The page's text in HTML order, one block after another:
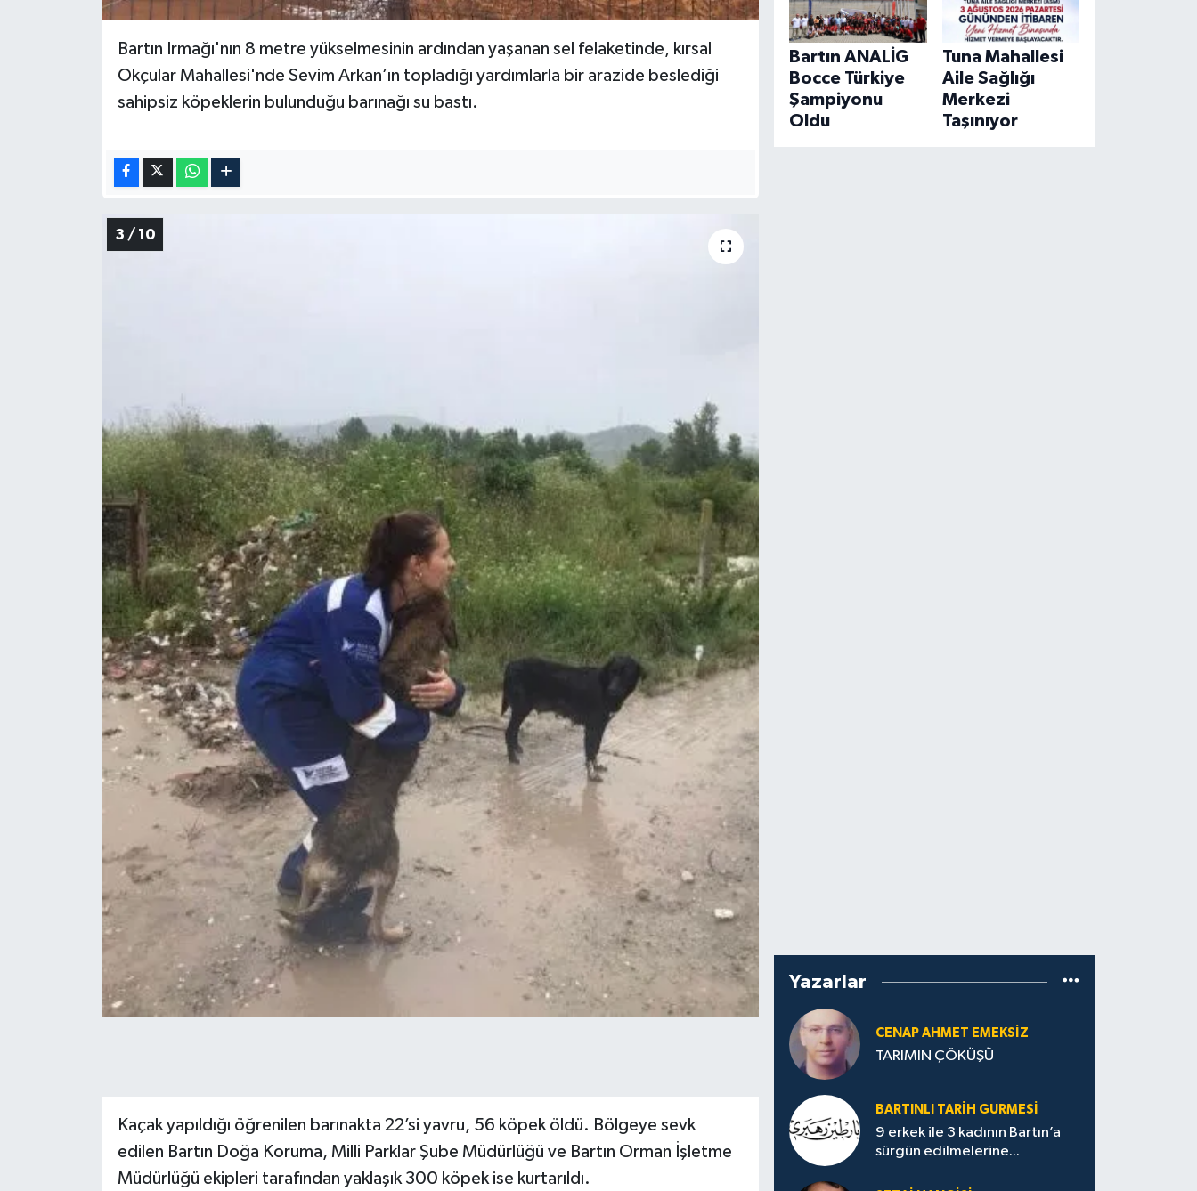
Bartın Irmağı'nın 8 metre yükselmesinin ardından yaşanan sel felaketinde, kırsal
Okçular Mahallesi'nde Sevim Arkan’ın topladığı yardımlarla bir arazide beslediği
sahipsiz köpeklerin bulunduğu barınağı su bastı.
3 / 10
Kaçak yapıldığı öğrenilen barınakta 22’si yavru, 56 köpek öldü. Bölgeye sevk
edilen Bartın Doğa Koruma, Milli Parklar Şube Müdürlüğü ve Bartın Orman İşletme
Müdürlüğü ekipleri tarafından yaklaşık 300 köpek ise kurtarıldı.
Bartın ANALİG
Bocce Türkiye
Şampiyonu
Oldu
Tuna Mahallesi
Aile Sağlığı
Merkezi
Taşınıyor
Yazarlar
CENAP AHMET EMEKSİZ
TARIMIN ÇÖKÜŞÜ
BARTINLI TARIH GURMESI
9 erkek ile 3 kadının Bartın’a
sürgün edilmelerine...